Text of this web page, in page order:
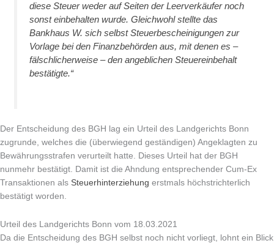
diese Steuer weder auf Seiten der Leerverkäufer noch
sonst einbehalten wurde. Gleichwohl stellte das
Bankhaus W. sich selbst Steuerbescheinigungen zur
Vorlage bei den Finanzbehörden aus, mit denen es –
fälschlicherweise – den angeblichen Steuereinbehalt
bestätigte.“
Der Entscheidung des BGH lag ein Urteil des Landgerichts Bonn
zugrunde, welches die (überwiegend geständigen) Angeklagten zu
Bewährungsstrafen verurteilt hatte. Dieses Urteil hat der BGH
nunmehr bestätigt. Damit ist die Ahndung entsprechender Cum-Ex
Transaktionen als Steuerhinterziehung erstmals höchstrichterlich
bestätigt worden.
Urteil des Landgerichts Bonn vom 18.03.2021
Da die Entscheidung des BGH selbst noch nicht vorliegt, lohnt ein Blick